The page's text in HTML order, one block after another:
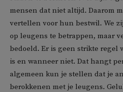
mensen dat niet altijd. Daarom
vertellen voor hun bestwil. We
op leugens te betrappen, maar
bedoeld. Er is geen strikte regel
is en wanneer niet. Dat hangt
algemeen kun je stellen dat je
berokkenen met je leugens.